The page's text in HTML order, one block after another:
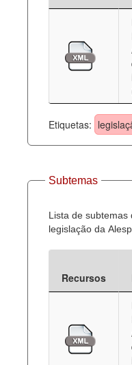
Etiquetas:
Subtemas
Lista de subtemas
legislação da Alesp.
Recursos